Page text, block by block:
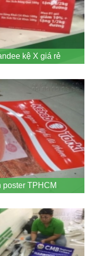
kệ X giá rẻ
poster TPHCM